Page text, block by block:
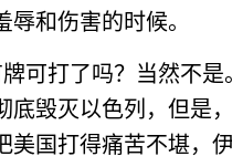
和伤害的时候。
打了吗？当然不是
底毁灭以色列，但是
美国打得痛苦不堪，